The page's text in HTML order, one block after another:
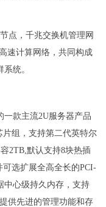
点，千兆交换机管理网
速计算网络，共同构成
统。
一款主流2U服务器产品
片组，支持第二代英特尔
2TB,默认支持8块热插
可选扩展全高全长的PCI-
中心级持久内存，支持
供先进的管理功能和存